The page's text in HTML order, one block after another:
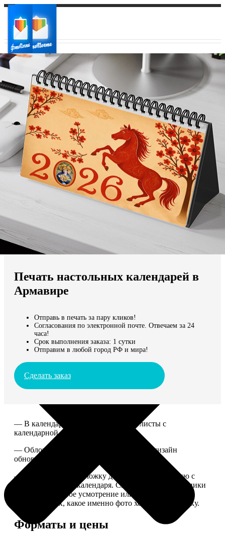
Ваш город:
Ваш регион доставки
Выберите из списка:
Мы доставляем по всему миру
Продолжить без города
Печать настольных календарей в
Армавире
Отправь в печать за пару кликов!
Согласования по электронной почте. Отвечаем за 24
часа!
Срок выполнения заказа: 1 сутки
Отправим в любой город РФ и мира!
Сделать заказ
— В календаре 13 листов: обложка+листы с
календарной сеткой.
— Обложка для календаря стандартная, дизайн
обновляем каждый год.
— В кружочек на обложку добавляем фотографию с
одной из страниц календаря. Снимок наши сотрудники
выбирают на свое усмотрение или пишите в
комментариях, какое именно фото хотите на обложку.
Форматы и цены